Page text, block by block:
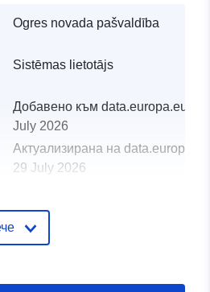
Ogres novada pašvaldība
Sistēmas lietotājs
Добавено към data.europa.eu:
July 2026
Актуализирана на
29 July 2026
32538